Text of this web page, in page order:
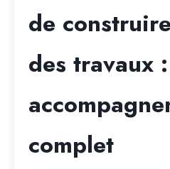
de
des travaux
complet